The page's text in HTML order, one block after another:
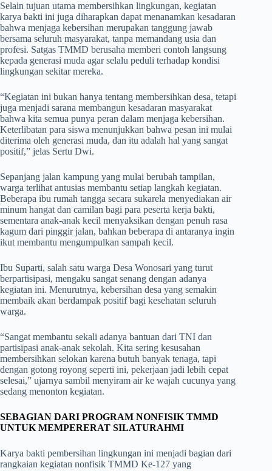
Selain tujuan utama membersihkan lingkungan, kegiatan
karya bakti ini juga diharapkan dapat menanamkan kesadaran
bahwa menjaga kebersihan merupakan tanggung jawab
bersama seluruh masyarakat, tanpa memandang usia dan
profesi. Satgas TMMD berusaha memberi contoh langsung
kepada generasi muda agar selalu peduli terhadap kondisi
lingkungan sekitar mereka.
“Kegiatan ini bukan hanya tentang membersihkan desa, tetapi
juga menjadi sarana membangun kesadaran masyarakat
bahwa kita semua punya peran dalam menjaga kebersihan.
Keterlibatan para siswa menunjukkan bahwa pesan ini mulai
diterima oleh generasi muda, dan itu adalah hal yang sangat
positif,” jelas Sertu Dwi.
Sepanjang jalan kampung yang mulai berubah tampilan,
warga terlihat antusias membantu setiap langkah kegiatan.
Beberapa ibu rumah tangga secara sukarela menyediakan air
minum hangat dan camilan bagi para peserta kerja bakti,
sementara anak-anak kecil menyaksikan dengan penuh rasa
kagum dari pinggir jalan, bahkan beberapa di antaranya ingin
ikut membantu mengumpulkan sampah kecil.
Ibu Suparti, salah satu warga Desa Wonosari yang turut
berpartisipasi, mengaku sangat senang dengan adanya
kegiatan ini. Menurutnya, kebersihan desa yang semakin
membaik akan berdampak positif bagi kesehatan seluruh
warga.
“Sangat membantu sekali adanya bantuan dari TNI dan
partisipasi anak-anak sekolah. Kita sering kesusahan
membersihkan selokan karena butuh banyak tenaga, tapi
dengan gotong royong seperti ini, pekerjaan jadi lebih cepat
selesai,” ujarnya sambil menyiram air ke wajah cucunya yang
sedang menonton kegiatan.
SEBAGIAN DARI PROGRAM NONFISIK TMMD
UNTUK MEMPERERAT SILATURAHMI
Karya bakti pembersihan lingkungan ini menjadi bagian dari
rangkaian kegiatan nonfisik TMMD Ke-127 yang